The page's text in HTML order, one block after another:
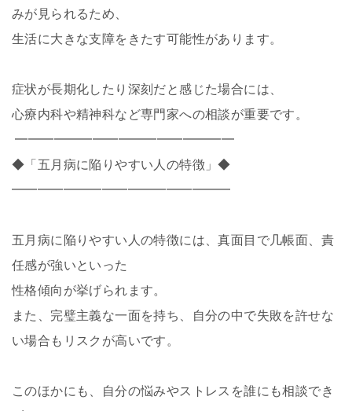
みが見られるため、
生活に大きな支障をきたす可能性があります。
症状が長期化したり深刻だと感じた場合には、
心療内科や精神科など専門家への相談が重要です。
━━━━━━━━━━━━━━━━━
◆「五月病に陥りやすい人の特徴」◆
━━━━━━━━━━━━━━━━━
五月病に陥りやすい人の特徴には、真面目で几帳面、責
任感が強いといった
性格傾向が挙げられます。
また、完璧主義な一面を持ち、自分の中で失敗を許せな
い場合もリスクが高いです。
このほかにも、自分の悩みやストレスを誰にも相談でき